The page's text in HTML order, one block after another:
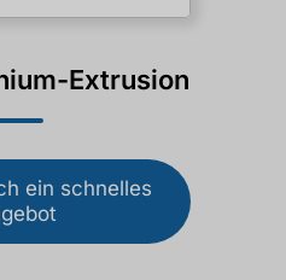
Extrusion
ein schnelles